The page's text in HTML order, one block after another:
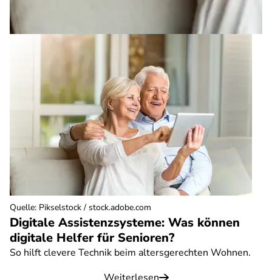
Digitale Assistenzsysteme: Was können
digitale Helfer für Senioren?
So hilft clevere Technik beim altersgerechten Wohnen.
Quelle: Pikselstock / stock.adobe.com